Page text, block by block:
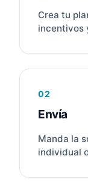
Crea tu
incentivos
02
Envía
Manda la
individual